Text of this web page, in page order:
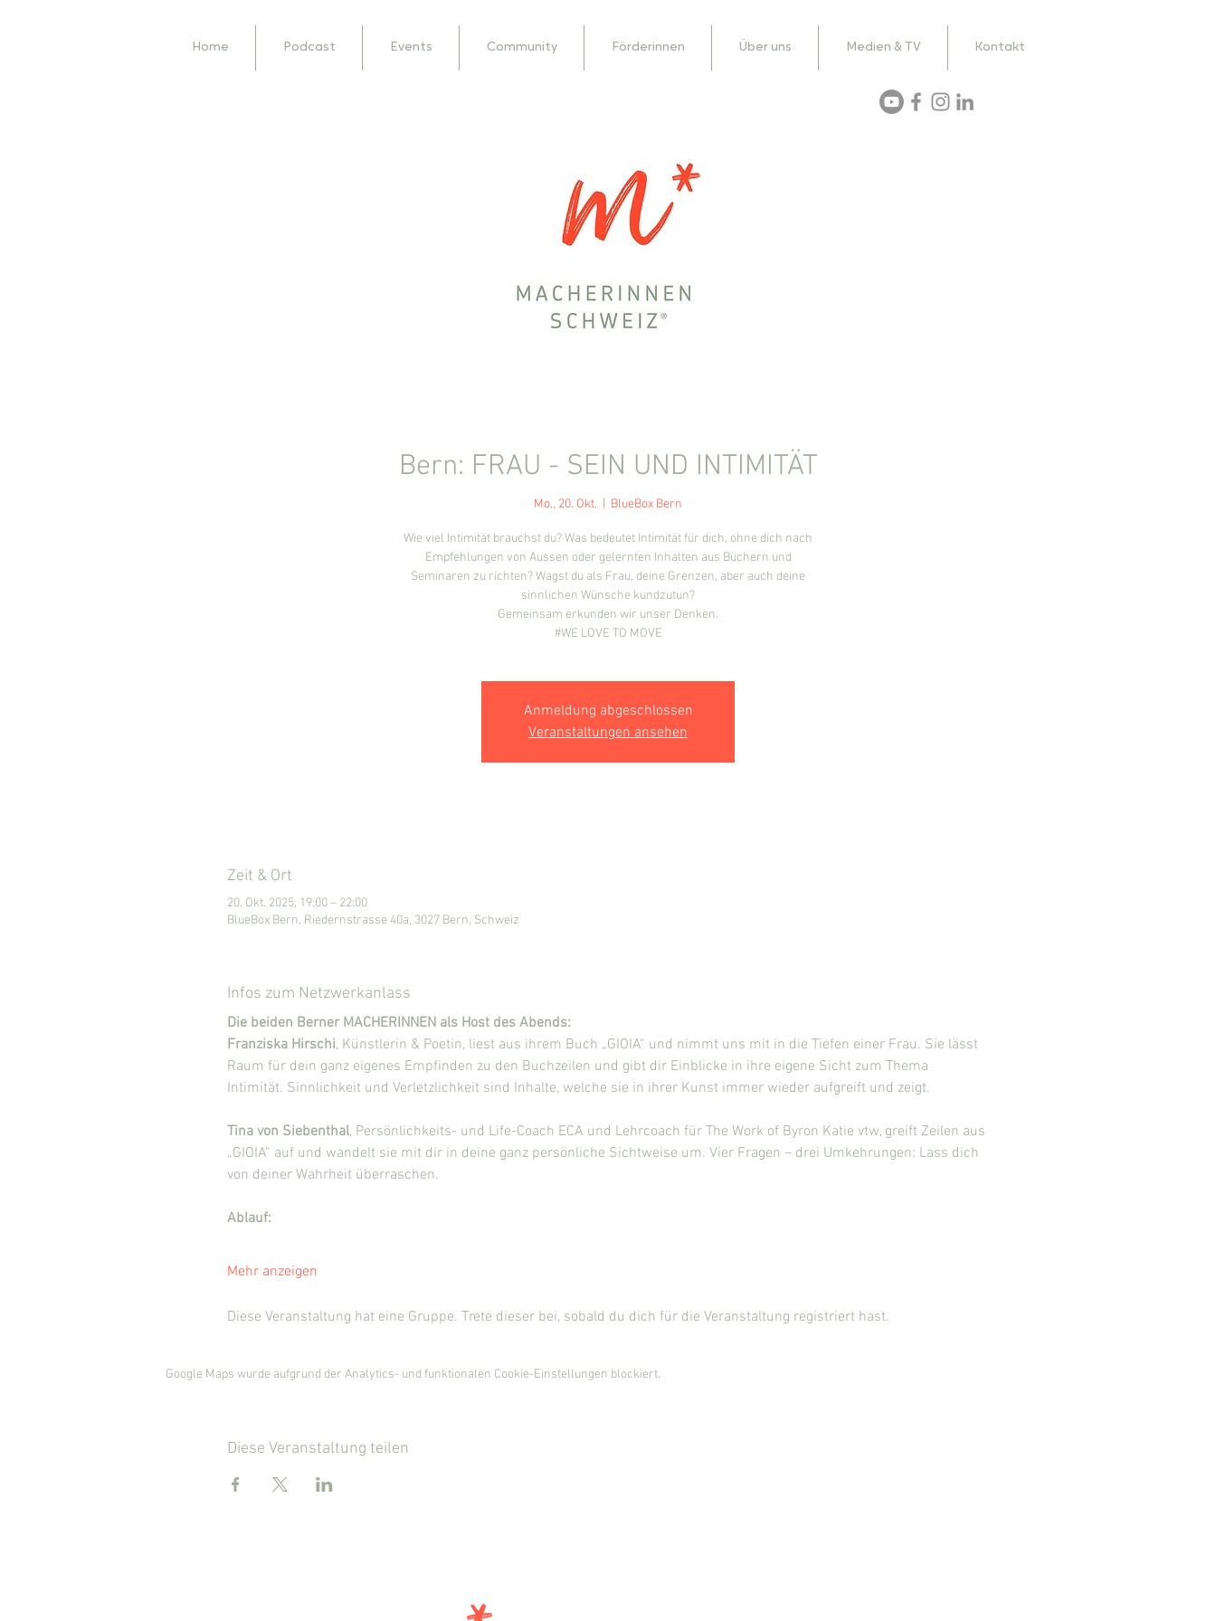
Home Podcast Events Community Förderinnen Über uns Medien & TV Kontakt
Bern: FRAU - SEIN UND INTIMITÄT
Mo., 20. Okt. BlueBox Bern
Wie viel Intimität brauchst du? Was bedeutet Intimität für dich, ohne dich nach
Empfehlungen von Aussen oder gelernten Inhalten aus Büchern und
Seminaren zu richten? Wagst du als Frau, deine Grenzen, aber auch deine
sinnlichen Wünsche kundzutun?
Gemeinsam erkunden wir unser Denken.
#WE LOVE TO MOVE
Anmeldung abgeschlossen
Veranstaltungen ansehen
Zeit & Ort
20. Okt. 2025, 19:00 – 22:00
BlueBox Bern, Riedernstrasse 40a, 3027 Bern, Schweiz
Infos zum Netzwerkanlass
Die beiden Berner MACHERINNEN als Host des Abends:
Franziska Hirschi, Künstlerin & Poetin, liest aus ihrem Buch „GIOIA“ und nimmt uns mit in die Tiefen einer Frau. Sie lässt
Raum für dein ganz eigenes Empfinden zu den Buchzeilen und gibt dir Einblicke in ihre eigene Sicht zum Thema
Intimität. Sinnlichkeit und Verletzlichkeit sind Inhalte, welche sie in ihrer Kunst immer wieder aufgreift und zeigt.
Tina von Siebenthal, Persönlichkeits- und Life-Coach ECA und Lehrcoach für The Work of Byron Katie vtw, greift Zeilen aus
„GIOIA“ auf und wandelt sie mit dir in deine ganz persönliche Sichtweise um. Vier Fragen – drei Umkehrungen: Lass dich
von deiner Wahrheit überraschen.
Ablauf:
Mehr anzeigen
Diese Veranstaltung hat eine Gruppe. Trete dieser bei, sobald du dich für die Veranstaltung registriert hast.
Google Maps wurde aufgrund der Analytics- und funktionalen Cookie-Einstellungen blockiert.
Diese Veranstaltung teilen